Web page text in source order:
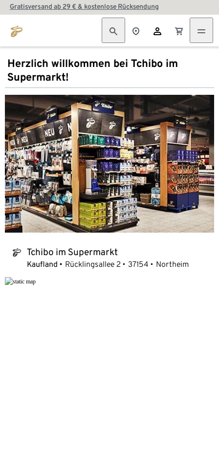
Gratisversand ab 29 € & kostenlose Rücksendung
Herzlich willkommen bei Tchibo im
Supermarkt!
tchibo_logo Tchibo im Supermarkt
Kaufland Rücklingsallee 2 37154 Northeim